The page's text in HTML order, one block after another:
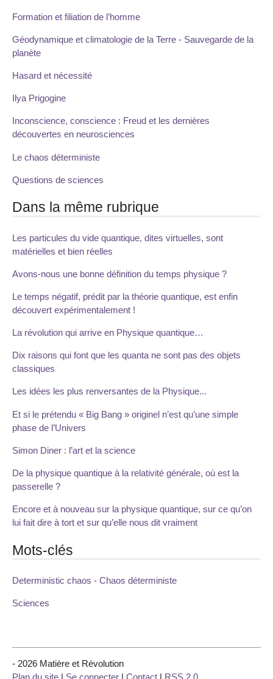
Formation et filiation de l’homme
Géodynamique et climatologie de la Terre - Sauvegarde de la
planète
Hasard et nécessité
Ilya Prigogine
Inconscience, conscience : Freud et les dernières
découvertes en neurosciences
Le chaos déterministe
Questions de sciences
Dans la même rubrique
Les particules du vide quantique, dites virtuelles, sont
matérielles et bien réelles
Avons-nous une bonne définition du temps physique ?
Le temps négatif, prédit par la théorie quantique, est enfin
découvert expérimentalement !
La révolution qui arrive en Physique quantique…
Dix raisons qui font que les quanta ne sont pas des objets
classiques
Les idées les plus renversantes de la Physique...
Et si le prétendu « Big Bang » originel n’est qu’une simple
phase de l’Univers
Simon Diner : l’art et la science
De la physique quantique à la relativité générale, où est la
passerelle ?
Encore et à nouveau sur la physique quantique, sur ce qu’on
lui fait dire à tort et sur qu’elle nous dit vraiment
Mots-clés
Deterministic chaos - Chaos déterministe
Sciences
- 2026 Matière et Révolution